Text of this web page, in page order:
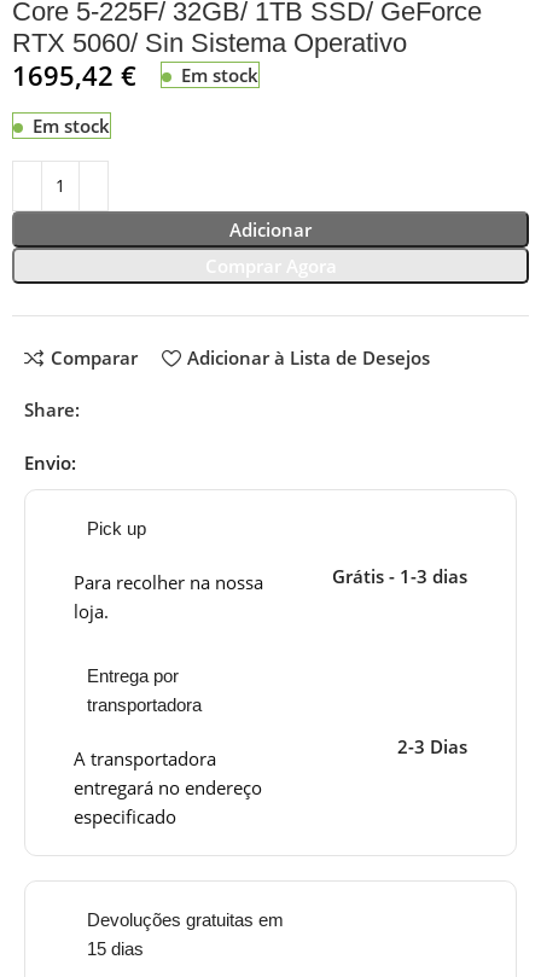
Core 5-225F/ 32GB/ 1TB SSD/ GeForce
RTX 5060/ Sin Sistema Operativo
1695,42€ Em stock
Em stock
Adicionar
Comparar Adicionar à Lista de Desejos
Share:
Envio:
Pick up
Para recolher na nossa
loja.
Grátis - 1-3 dias
Entrega por
transportadora
A transportadora
entregará no endereço
especificado
2-3 Dias
Devoluções gratuitas em
15 dias